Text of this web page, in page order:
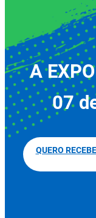
A
07
QUERO